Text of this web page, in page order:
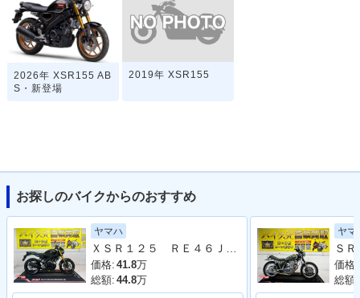
2026年 XSR155 AB
S・新登場
2019年 XSR155
お探しのバイクからのおすすめ
ヤマハ
ＸＳＲ１２５ ＲＥ４６Ｊ型 ２０２４年モデル スペアキー スクリーン ＬＥＤヘッドライト
価格: 41.8万
総額: 44.8万
ヤマ
価格:
総額: